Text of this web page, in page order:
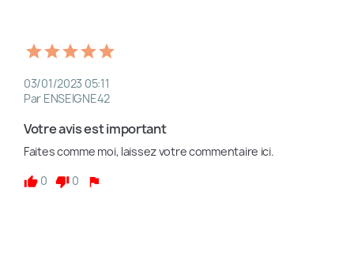
03/01/2023 05:11
Par ENSEIGNE42
Votre avis est important
Faites comme moi, laissez votre commentaire ici.
0
0